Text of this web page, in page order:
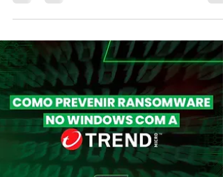
Agricio Santana
22 de mai. de 2023
2 min de leitura
Kaspersky: Como visualizar os
detalhes do código de ativação
Descubra como visualizar de forma rápida e
segura todos os detalhes do código de ativação
do antivírus Kaspersky. No blog da Audere,
explicamos o passo a passo para acessar as